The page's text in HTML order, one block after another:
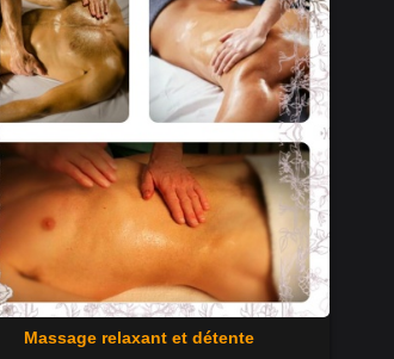
Massage relaxant et détente